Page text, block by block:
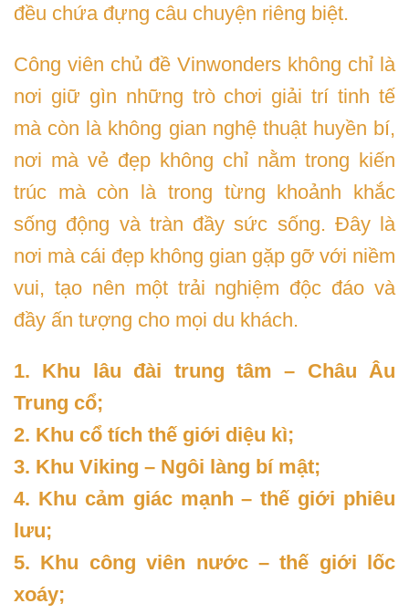
đều chứa đựng câu chuyện riêng biệt.
Công viên chủ đề Vinwonders không chỉ là
nơi giữ gìn những trò chơi giải trí tinh tế
mà còn là không gian nghệ thuật huyền bí,
nơi mà vẻ đẹp không chỉ nằm trong kiến
trúc mà còn là trong từng khoảnh khắc
sống động và tràn đầy sức sống. Đây là
nơi mà cái đẹp không gian gặp gỡ với niềm
vui, tạo nên một trải nghiệm độc đáo và
đầy ấn tượng cho mọi du khách.
1. Khu lâu đài trung tâm – Châu Âu
Trung cổ;
2. Khu cổ tích thế giới diệu kì;
3. Khu Viking – Ngôi làng bí mật;
4. Khu cảm giác mạnh – thế giới phiêu
lưu;
5. Khu công viên nước – thế giới lốc
xoáy;